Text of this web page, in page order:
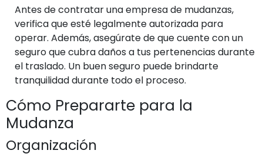
Antes de contratar una empresa de mudanzas,
verifica que esté legalmente autorizada para
operar. Además, asegúrate de que cuente con un
seguro que cubra daños a tus pertenencias durante
el traslado. Un buen seguro puede brindarte
tranquilidad durante todo el proceso.
Cómo Prepararte para la
Mudanza
Organización